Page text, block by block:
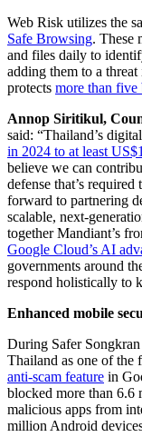
Web Risk utilizes the
Safe Browsing. These
and files daily to
adding them to a
protects more than
Annop Siritikul,
said: “Thailand’s
in 2024 to at least
believe we can
defense that’s
forward to partnering
scalable, next-
together Mandiant’s
Google Cloud’s AI
governments around
respond holistically to
Enhanced mobile
During Safer
Thailand as one of the
anti-scam feature in
blocked more than 6.6
malicious apps from
million Android